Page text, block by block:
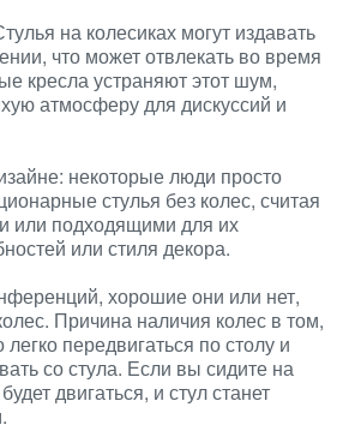
на колесиках могут издавать
что может отвлекать во время
кресла устраняют этот шум,
атмосферу для дискуссий и
некоторые люди просто
стулья без колес, считая
или подходящими для их
или стиля декора.
хорошие они или нет,
Причина наличия колес в том,
передвигаться по столу и
со стула. Если вы сидите на
двигаться, и стул станет